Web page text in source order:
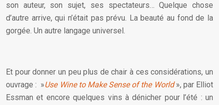
son auteur, son sujet, ses spectateurs… Quelque chose
d’autre arrive, qui n’était pas prévu. La beauté au fond de la
gorgée. Un autre langage universel.
Et pour donner un peu plus de chair à ces considérations, un
ouvrage : »Use Wine to Make Sense of the World», par Elliot
Essman et encore quelques vins à dénicher pour l’été : un